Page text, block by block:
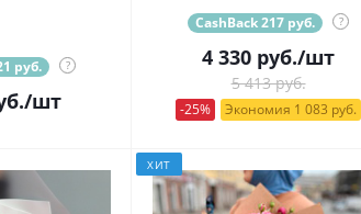
руб. ?
/шт
CashBack 217 руб. ?
4 330 руб./шт
5 413 руб.
-25% Экономия 1 083 руб.
ХИТ